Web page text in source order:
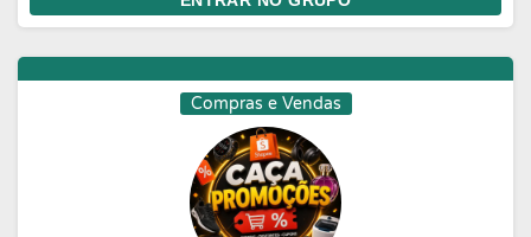
Compras e Vendas